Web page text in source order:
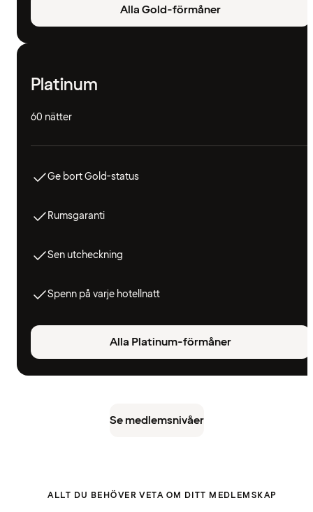
Alla Gold-förmåner
Platinum
60 nätter
Ge bort Gold-status
Rumsgaranti
Sen utcheckning
Spenn på varje hotellnatt
Alla Platinum-förmåner
Se medlemsnivåer
ALLT DU BEHÖVER VETA OM DITT MEDLEMSKAP